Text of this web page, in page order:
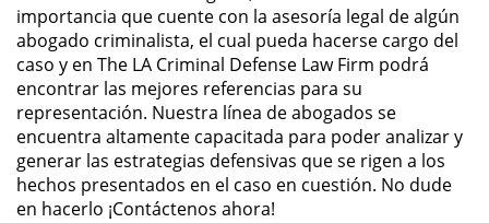
Certificado de Rehabilitación
Eliminación de Antecedentes
Penales
Libertad condicional bajo
palabra
Petición para Anular una
importancia que cuente con la asesoría legal de algún
abogado criminalista, el cual pueda hacerse cargo del
caso y en The LA Criminal Defense Law Firm podrá
encontrar las mejores referencias para su
representación. Nuestra línea de abogados se
encuentra altamente capacitada para poder analizar y
generar las estrategias defensivas que se rigen a los
hechos presentados en el caso en cuestión. No dude
en hacerlo ¡Contáctenos ahora!